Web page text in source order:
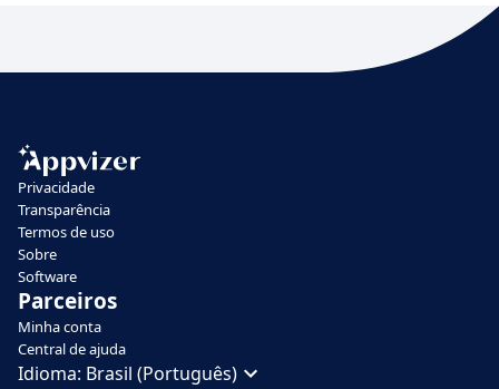
Privacidade
Transparência
Termos de uso
Sobre
Software
Parceiros
Minha conta
Central de ajuda
Idioma: Brasil (Português)